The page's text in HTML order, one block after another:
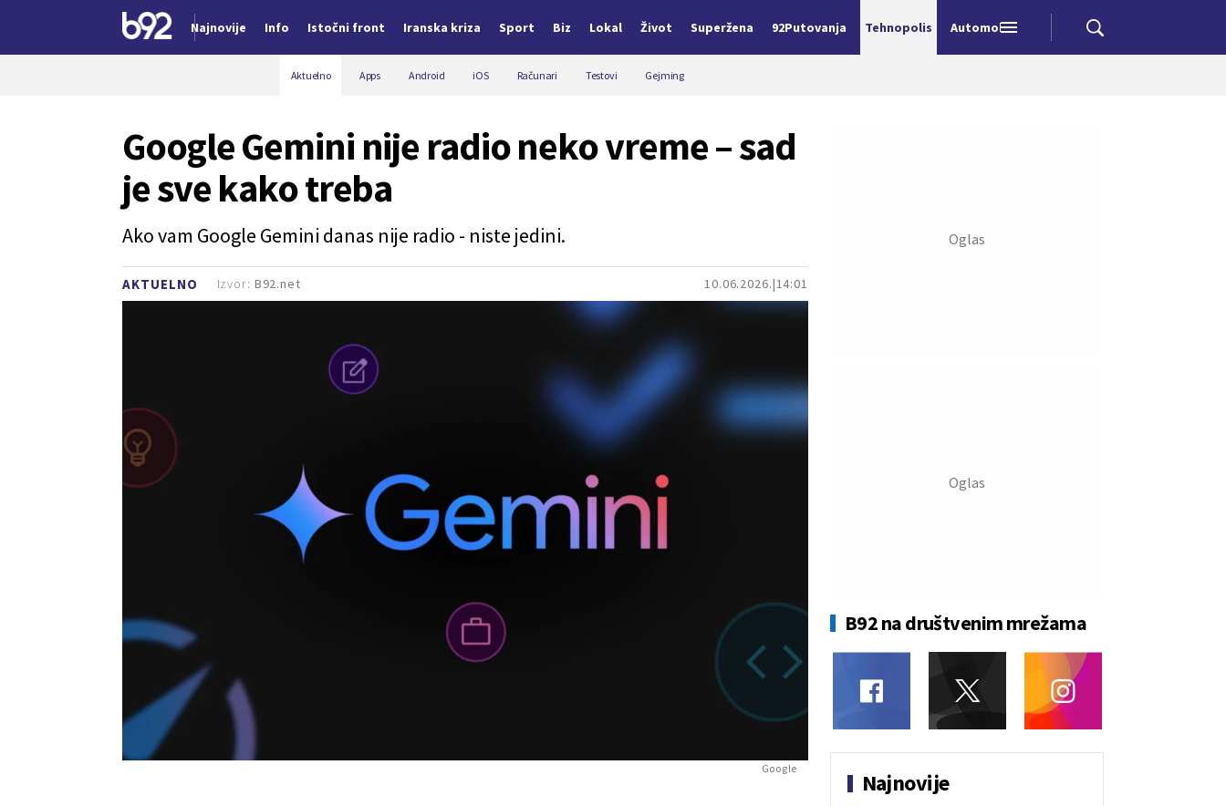
Najnovije Info Istočni front Iranska kriza Sport Biz Lokal Život Superžena 92Putovanja Tehnopolis Automobili
Aktuelno Apps Android iOS Računari Testovi Gejming
AKTUELNO 10.06.2026. 14:01
Google Gemini nije radio neko vreme – sad
je sve kako treba
Ako vam Google Gemini danas nije radio - niste jedini.
Izvor: B92.net
Google
B92 na društvenim mrežama
Najnovije